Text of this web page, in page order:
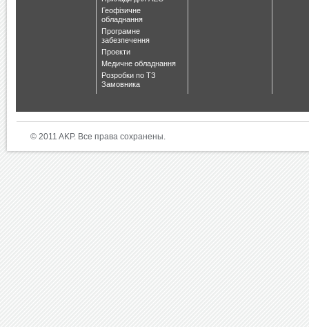
Геофізичне
обладнання
Програмне
забезпечення
Проекти
Медичне обладнання
Розробки по ТЗ
Замовника
© 2011 AKP. Все права сохранены.